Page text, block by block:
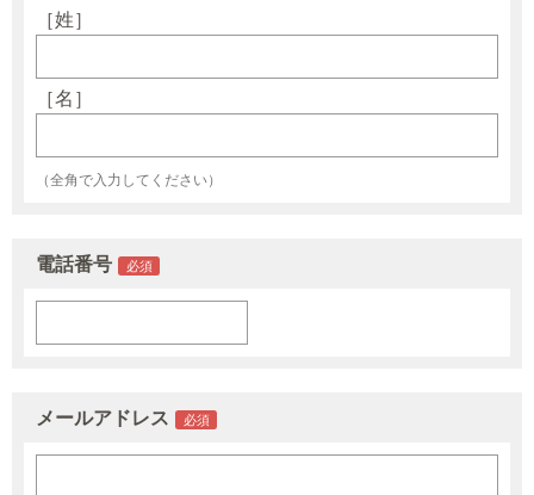
［姓］
［名］
（全角で入力してください）
電話番号
メールアドレス